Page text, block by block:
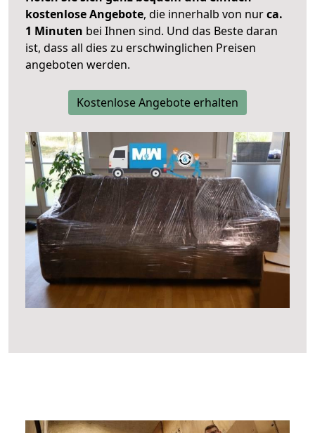
kostenlose Angebote, die innerhalb von nurca.
1 Minuten bei Ihnen sind. Und das Beste daran
ist, dass all dies zu erschwinglichen Preisen
angeboten werden.
Kostenlose Angebote erhalten